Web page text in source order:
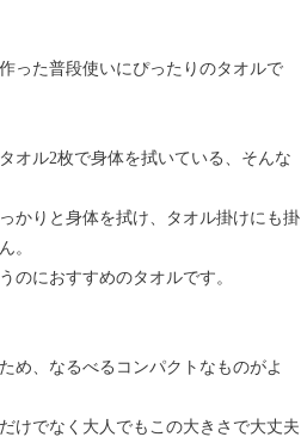
った普段使いにぴったりのタオルで
オル2枚で身体を拭いている、そんな
かりと身体を拭け、タオル掛けにも掛
。
のにおすすめのタオルです。
め、なるべるコンパクトなものがよ
けでなく大人でもこの大きさで大丈夫